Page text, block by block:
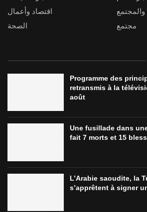
اقتصاد وأعمال
والمجتمع
الصحة
مجتمع
Programme des
retransmis à la
août
Une fusillade dans
fait 7 morts et 15
L’Arabie saoudite, la
s’apprêtent à signer